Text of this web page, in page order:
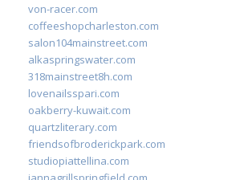
von-racer.com
coffeeshopcharleston.com
salon104mainstreet.com
alkaspringswater.com
318mainstreet8h.com
lovenailsspari.com
oakberry-kuwait.com
quartzliterary.com
friendsofbroderickpark.com
studiopiattellina.com